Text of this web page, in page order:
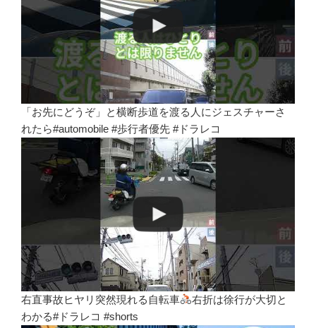
「お先にどうぞ」と横断歩道を渡る人にジェスチャーさ
れたら#automobile #歩行者優先 #ドラレコ
右直事故ヒヤリ突然現れる自転車
右折は徐行が大切と
わかる#ドラレコ #shorts